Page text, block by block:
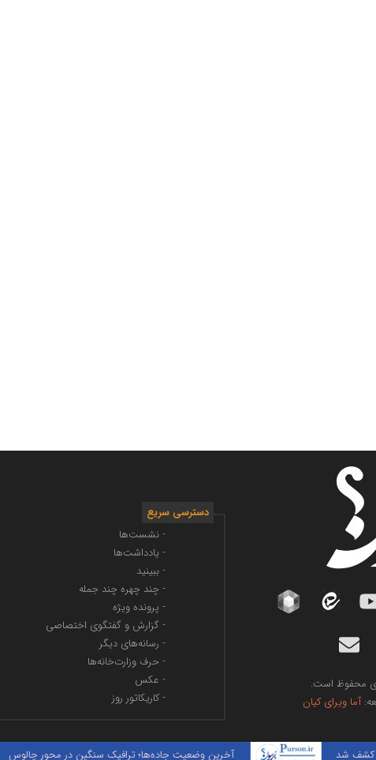
محفوظ است.
آما ویرای کیان
دسترسی سریع
- نشست‌ها
- یادداشت‌ها
- ببینید
- چند چهره چند جمله
- پرونده ویژه
- گزارش و گفتگوی اختصاصی
- رسانه‌های دیگر
- حرف وزارت‌خانه‌ها
- عکس
- کاریکاتور روز
آخرین وضعیت جاده‌ها؛ ترافیک سنگین در محور چالوس